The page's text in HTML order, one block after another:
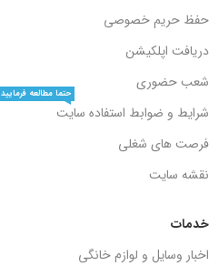
خدمات
اخبار وسایل و لوازم خانگی
حفظ حریم خصوصی
دریافت اپلکیشن
شعب حضوری
شرایط و ضوابط استفاده سایت
حتما مطالعه فرمایید
فرصت های شغلی
نقشه سایت